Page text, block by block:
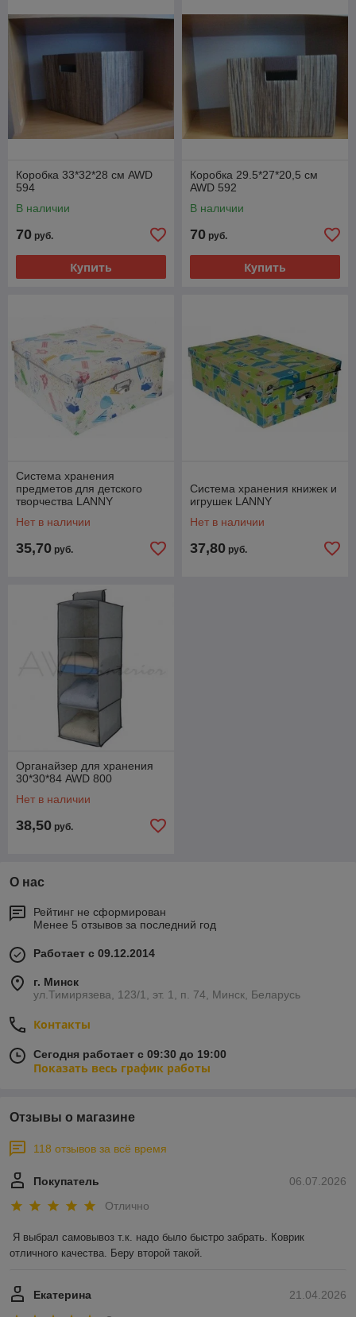
Коробка 33*32*28 см AWD
594
В наличии
70 руб.
Купить
Коробка 29.5*27*20,5 см
AWD 592
В наличии
70 руб.
Купить
Система хранения
предметов для детского
творчества LANNY
Нет в наличии
35,70 руб.
Система хранения книжек и
игрушек LANNY
Нет в наличии
37,80 руб.
Органайзер для хранения
30*30*84 AWD 800
Нет в наличии
38,50 руб.
О нас
Рейтинг не сформирован
Менее 5 отзывов за последний год
Работает с 09.12.2014
г. Минск
ул.Тимирязева, 123/1, эт. 1, п. 74, Минск, Беларусь
Контакты
Сегодня работает с 09:30 до 19:00
Показать весь график работы
Отзывы о магазине
118 отзывов за всё время
06.07.2026
Покупатель
Отлично
Я выбрал самовывоз т.к. надо было быстро забрать. Коврик
отличного качества. Беру второй такой.
21.04.2026
Екатерина